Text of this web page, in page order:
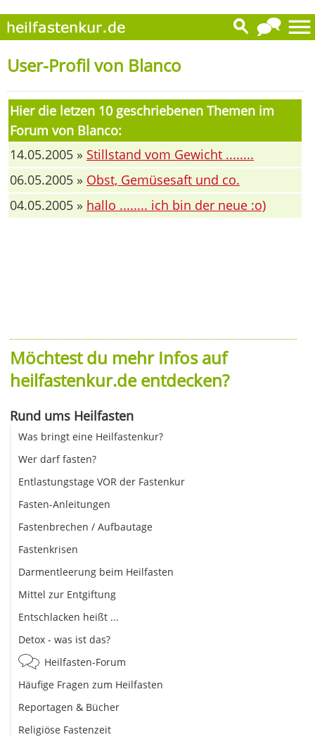
User-Profil von Blanco
Hier die letzen 10 geschriebenen Themen im
Forum von Blanco:
14.05.2005 » Stillstand vom Gewicht ........
06.05.2005 » Obst, Gemüsesaft und co.
04.05.2005 » hallo ........ ich bin der neue :o)
Möchtest du mehr Infos auf
heilfastenkur.de entdecken?
Rund ums Heilfasten
Was bringt eine Heilfastenkur?
Wer darf fasten?
Entlastungstage VOR der Fastenkur
Fasten-Anleitungen
Fastenbrechen / Aufbautage
Fastenkrisen
Darmentleerung beim Heilfasten
Mittel zur Entgiftung
Entschlacken heißt ...
Detox - was ist das?
Heilfasten-Forum
Häufige Fragen zum Heilfasten
Reportagen & Bücher
Religiöse Fastenzeit